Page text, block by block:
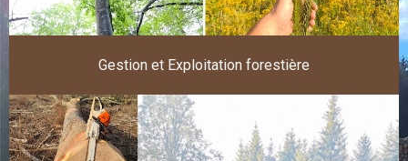
Gestion et Exploitation forestière